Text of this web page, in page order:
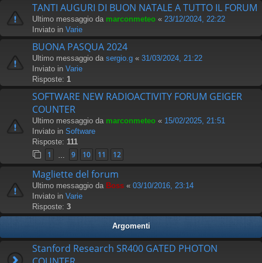
TANTI AUGURI DI BUON NATALE A TUTTO IL FORUM
Ultimo messaggio da marconmeteo « 23/12/2024, 22:22
Inviato in Varie
BUONA PASQUA 2024
Ultimo messaggio da sergio.g « 31/03/2024, 21:22
Inviato in Varie
Risposte: 1
SOFTWARE NEW RADIOACTIVITY FORUM GEIGER
COUNTER
Ultimo messaggio da marconmeteo « 15/02/2025, 21:51
Inviato in Software
Risposte: 111
1 9 10 11 12
Magliette del forum
Ultimo messaggio da Boss « 03/10/2016, 23:14
Inviato in Varie
Risposte: 3
Argomenti
Stanford Research SR400 GATED PHOTON